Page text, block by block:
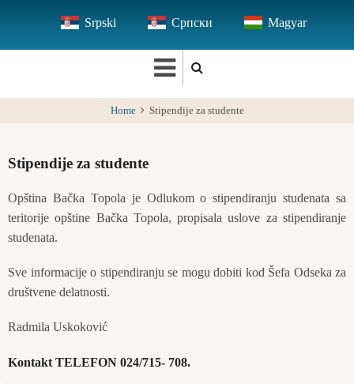
main
Srpski Српски Magyar
Home Stipendije za studente
Stipendije za studente
Opština Bačka Topola je Odlukom o stipendiranju studenata sa
teritorije opštine Bačka Topola, propisala uslove za stipendiranje
studenata.
Sve informacije o stipendiranju se mogu dobiti kod Šefa Odseka za
društvene delatnosti.
Radmila Uskoković
Kontakt TELEFON 024/715- 708.